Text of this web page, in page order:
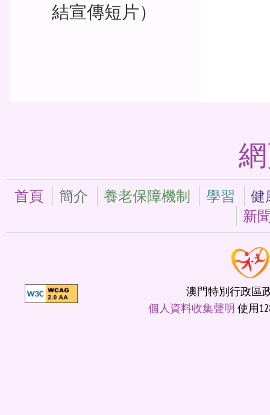
結宣傳短片）
首頁 簡介 養老保障機制 學習
健
新
澳門特別行政區
個人資料收集聲明 使用